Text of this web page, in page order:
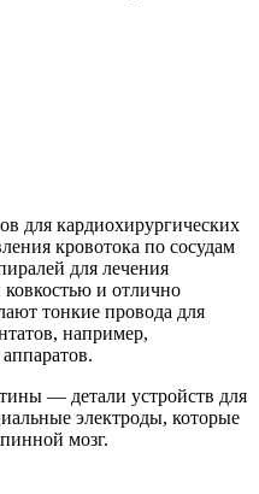
для кардиохирургических
кровотока по сосудам
для лечения
и отлично
тонкие провода для
например,
— детали устройств для
электроды, которые
мозг.